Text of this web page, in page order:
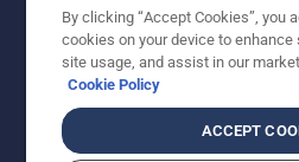
© „Husqvarna AB“ (leid). Visos
Nurodoma rekomenduojama
By clicking “Accept Cookies”, you
cookies on your device to enhance
site usage, and assist in our
Cookie Policy
ACCEPT